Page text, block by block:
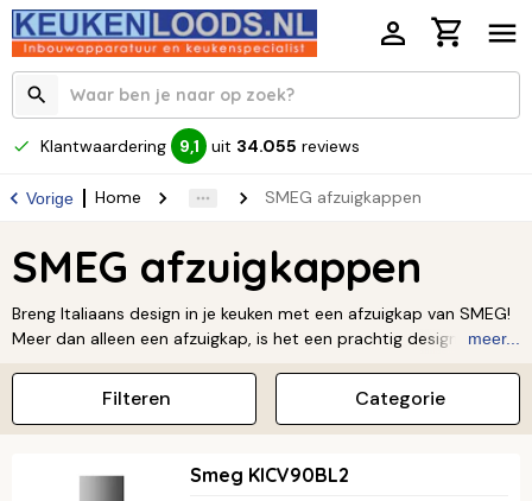
Klantwaardering 9,1 uit 34.055 reviews
Vorige Home SMEG afzuigkappen
SMEG afzuigkappen
Breng Italiaans design in je keuken met een afzuigkap van SMEG!
Meer dan alleen een afzuigkap, is het een prachtig designstuk
moderne ontwerpen met de nieuwste technologie, dus je hoeft
nooit te kiezen tussen uiterlijk en functionaliteit. Of je nu valt
voor de iconische jaren ’50 look of een strak RVS-model, je
keuken krijgt gegarandeerd een unieke uitstraling met perfecte
afzuiging. Klaar om je keuken een persoonlijk tintje te geven? Kies
meer...
Categorie
Filteren
Smeg KICV90BL2